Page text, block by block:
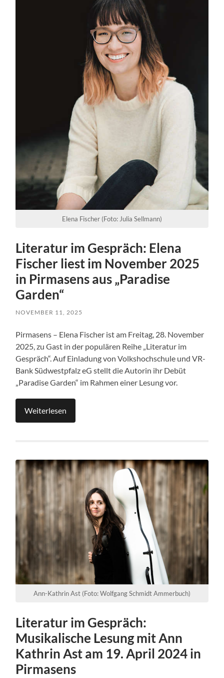
Elena Fischer (Foto: Julia Sellmann)
Literatur im Gespräch: Elena
Fischer liest im November 2025
in Pirmasens aus „Paradise
Garden“
NOVEMBER 11, 2025
Pirmasens – Elena Fischer ist am Freitag, 28. November
2025, zu Gast in der populären Reihe „Literatur im
Gespräch“. Auf Einladung von Volkshochschule und VR-
Bank Südwestpfalz eG stellt die Autorin ihr Debüt
„Paradise Garden“ im Rahmen einer Lesung vor.
Weiterlesen
Ann-Kathrin Ast (Foto: Wolfgang Schmidt Ammerbuch)
Literatur im Gespräch:
Musikalische Lesung mit Ann
Kathrin Ast am 19. April 2024 in
Pirmasens